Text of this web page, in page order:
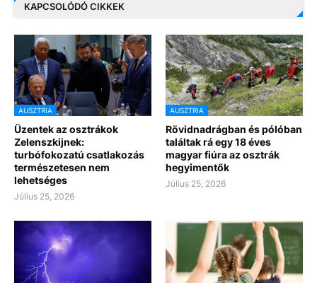
KAPCSOLÓDÓ CIKKEK
AUSZTRIA
Üzentek az osztrákok
Zelenszkijnek:
turbófokozatú csatlakozás
természetesen nem
lehetséges
Július 25, 2026
AUSZTRIA
Rövidnadrágban és pólóban
találtak rá egy 18 éves
magyar fiúra az osztrák
hegyimentők
Július 25, 2026